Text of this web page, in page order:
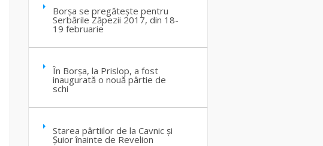
Borșa se pregătește pentru
Serbările Zăpezii 2017, din 18-
19 februarie
În Borșa, la Prislop, a fost
inaugurată o nouă pârtie de
schi
Starea pârtiilor de la Cavnic și
Șuior înainte de Revelion